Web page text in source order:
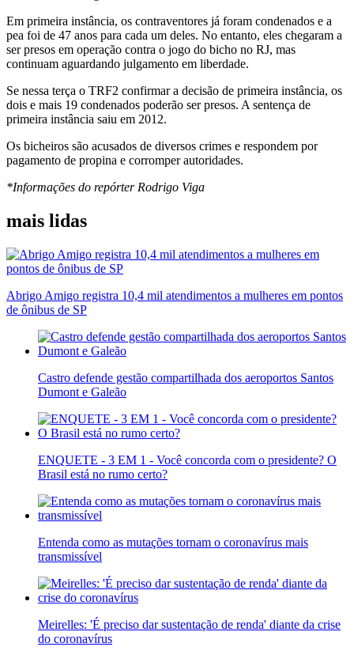
Em primeira instância, os contraventores já foram condenados e a
pea foi de 47 anos para cada um deles. No entanto, eles chegaram a
ser presos em operação contra o jogo do bicho no RJ, mas
continuam aguardando julgamento em liberdade.
Se nessa terça o TRF2 confirmar a decisão de primeira instância, os
dois e mais 19 condenados poderão ser presos. A sentença de
primeira instância saiu em 2012.
Os bicheiros são acusados de diversos crimes e respondem por
pagamento de propina e corromper autoridades.
*Informações do repórter Rodrigo Viga
mais lidas
Abrigo Amigo registra 10,4 mil atendimentos a mulheres em pontos
de ônibus de SP
Castro defende gestão compartilhada dos aeroportos Santos
Dumont e Galeão
ENQUETE - 3 EM 1 - Você concorda com o presidente? O
Brasil está no rumo certo?
Entenda como as mutações tornam o coronavírus mais
transmissível
Meirelles: 'É preciso dar sustentação de renda' diante da crise
do coronavírus